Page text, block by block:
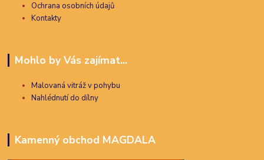
Ochrana osobních údajů
Kontakty
Mohlo by Vás zajímat...
Malovaná vitráž v pohybu
Nahlédnutí do dílny
Kamenný obchod MAGDALA